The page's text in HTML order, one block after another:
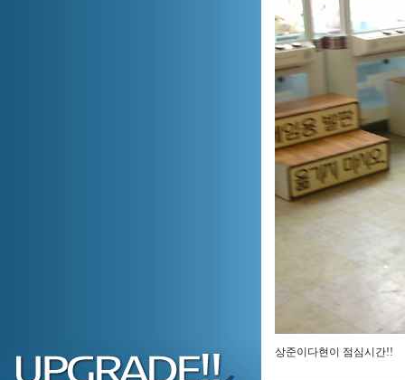
상준이다현이 점심시간!!